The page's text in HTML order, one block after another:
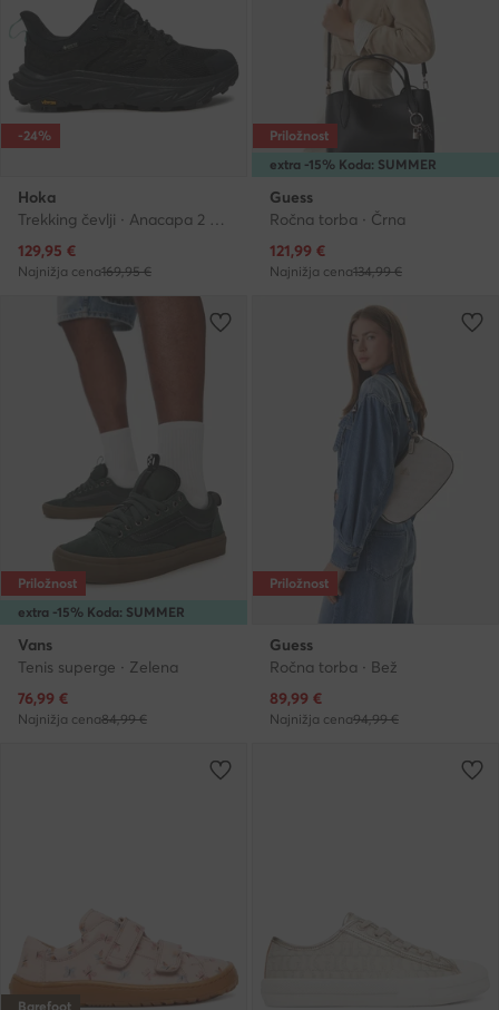
-24%
Hoka
Trekking čevlji · Anacapa 2 Low GTX GORE-TEX 1142830 · Črna
Trenutna cena
129,95 €
Najnižja cena169,95 €
extra -15% Koda: SUMMER
Priložnost
Guess
Ročna torba · Črna
Trenutna cena
121,99 €
Najnižja cena134,99 €
extra -15% Koda: SUMMER
Priložnost
Vans
Tenis superge · Zelena
Trenutna cena
76,99 €
Najnižja cena84,99 €
Priložnost
Guess
Ročna torba · Bež
Trenutna cena
89,99 €
Najnižja cena94,99 €
Barefoot